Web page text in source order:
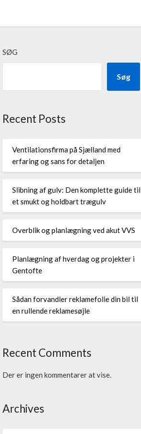
SØG
Søg
Recent Posts
Ventilationsfirma på Sjælland med
erfaring og sans for detaljen
Slibning af gulv: Den komplette guide til
et smukt og holdbart trægulv
Overblik og planlægning ved akut VVS
Planlægning af hverdag og projekter i
Gentofte
Sådan forvandler reklamefolie din bil til
en rullende reklamesøjle
Recent Comments
Der er ingen kommentarer at vise.
Archives